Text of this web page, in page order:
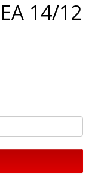
14/12